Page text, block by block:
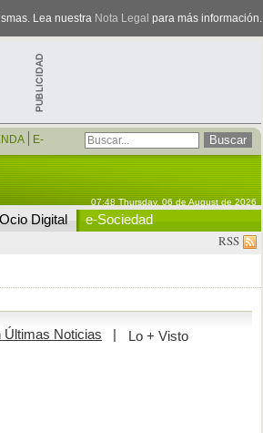
Lea nuestra Nota Legal para más información.
E-
07:48 Thursday, 06 de August de 2026
Ocio Digital e-Sociedad
RSS
Últimas Noticias | Lo + Visto